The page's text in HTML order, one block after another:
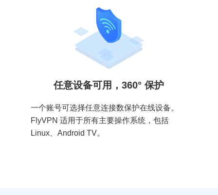
任意设备可用，360° 保护
一个账号可选择任意连接数保护在线设备。
FlyVPN 适用于所有主要操作系统，包括
Linux、Android TV。